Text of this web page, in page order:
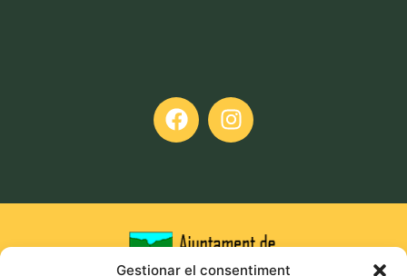
Gestionar el consentiment